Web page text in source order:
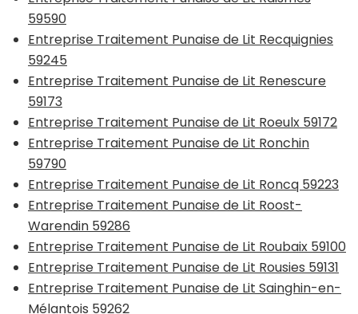
59590
Entreprise Traitement Punaise de Lit Recquignies
59245
Entreprise Traitement Punaise de Lit Renescure
59173
Entreprise Traitement Punaise de Lit Roeulx 59172
Entreprise Traitement Punaise de Lit Ronchin
59790
Entreprise Traitement Punaise de Lit Roncq 59223
Entreprise Traitement Punaise de Lit Roost-
Warendin 59286
Entreprise Traitement Punaise de Lit Roubaix 59100
Entreprise Traitement Punaise de Lit Rousies 59131
Entreprise Traitement Punaise de Lit Sainghin-en-
Mélantois 59262